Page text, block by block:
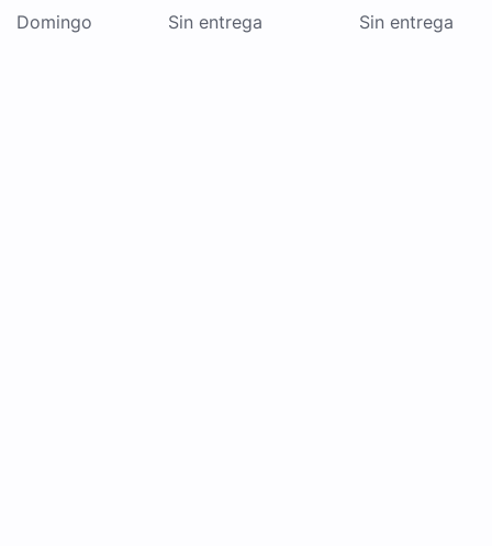
Domingo Sin entrega Sin entrega